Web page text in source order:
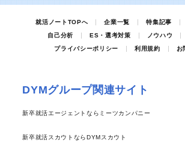
就活ノートTOPへ 企業一覧 特集記事
自己分析
ES・選考対策 ノウハウ
プライバシーポリシー
利用規約 お
DYMグループ関連サイト
新卒就活エージェントならミーツカンパニー
新卒就活スカウトならDYMスカウト